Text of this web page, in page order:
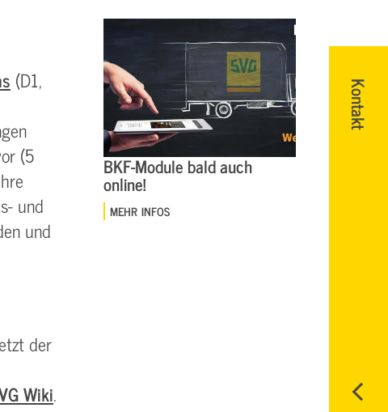
Kontakt
(D1,
(5
und
und
der
Wiki.
BKF-Module bald auch
online!
MEHR INFOS